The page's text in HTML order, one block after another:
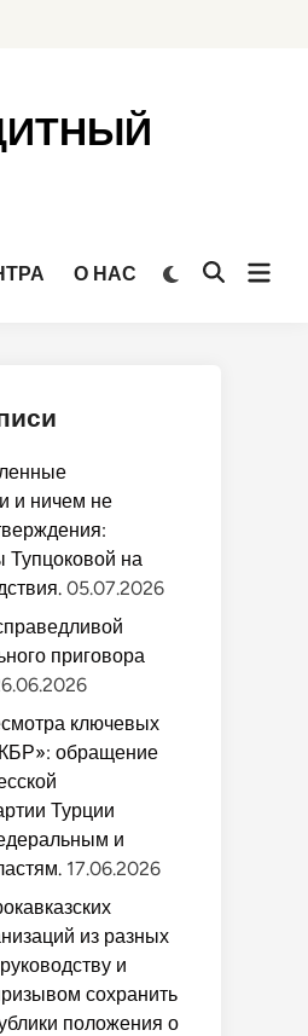
О НАС
Переключить
Открыть
и ничем не
на
05.07.2026
приговора
ключевых
обращение
Турции
и
17.06.2026
из разных
и
сохранить
положения о